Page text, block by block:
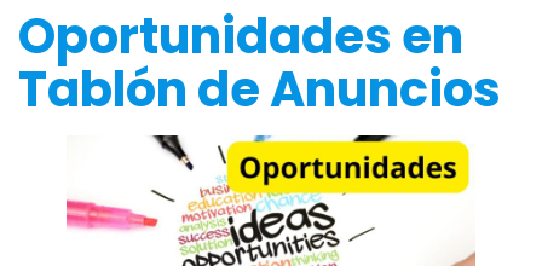
Oportunidades en
Tablón de Anuncios